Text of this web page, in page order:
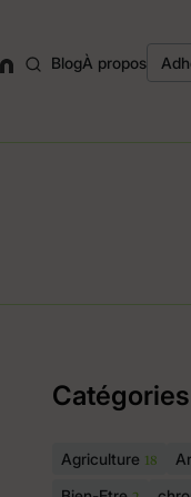
BlogÀ propos
Catégories
Agriculture 18